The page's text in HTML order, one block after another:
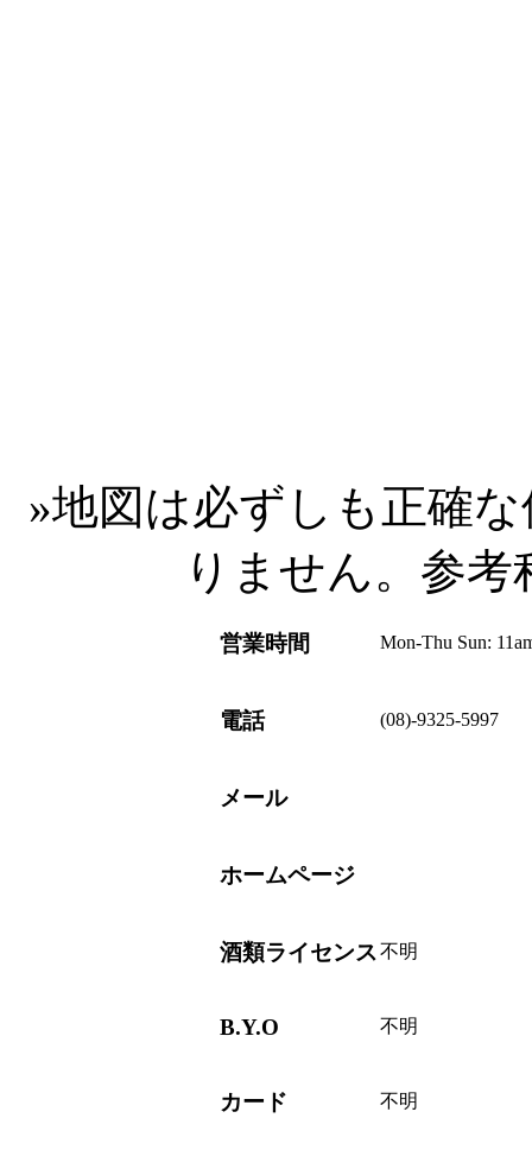
»地図は必ずしも正確
りません。参
営業時間 Mon-Thu Sun:
電話 (08)-9325-5997
メール
ホームページ
酒類ライセンス 不明
B.Y.O 不明
カード 不明